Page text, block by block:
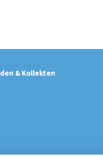
& Kollekten